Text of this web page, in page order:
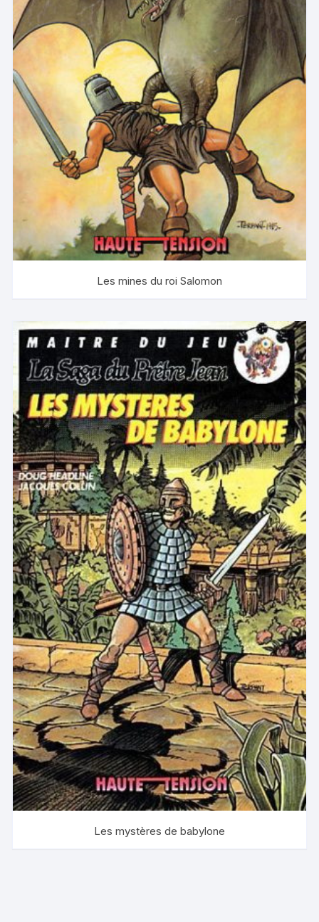
Les mines du roi Salomon
Les mystères de babylone